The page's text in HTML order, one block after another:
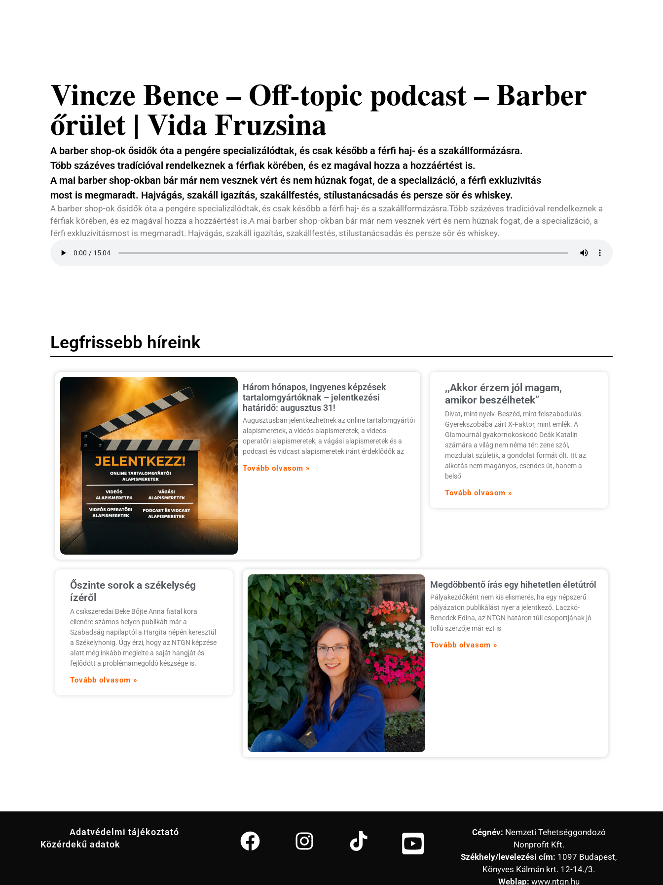
Vincze Bence – Off-topic podcast – Barber
őrület | Vida Fruzsina
A barber shop-ok ősidők óta a pengére specializálódtak, és csak később a férfi haj- és a szakállformázásra.
Több százéves tradícióval rendelkeznek a férfiak körében, és ez magával hozza a hozzáértést is.
A mai barber shop-okban bár már nem vesznek vért és nem húznak fogat, de a specializáció, a férfi exkluzivitás
most is megmaradt. Hajvágás, szakáll igazítás, szakállfestés, stílustanácsadás és persze sör és whiskey.
A barber shop-ok ősidők óta a pengére specializálódtak, és csak később a férfi haj- és a szakállformázásra.Több százéves tradícióval rendelkeznek a
férfiak körében, és ez magával hozza a hozzáértést is.A mai barber shop-okban bár már nem vesznek vért és nem húznak fogat, de a specializáció, a
férfi exkluzivitásmost is megmaradt. Hajvágás, szakáll igazítás, szakállfestés, stílustanácsadás és persze sör és whiskey.
Legfrissebb híreink
Három hónapos, ingyenes képzések
tartalomgyártóknak – jelentkezési
határidő: augusztus 31!
Augusztusban jelentkezhetnek az online tartalomgyártói
alapismeretek, a videós alapismeretek, a videós
operatőri alapismeretek, a vágási alapismeretek és a
podcast és vidcast alapismeretek iránt érdeklődők az
Tovább olvasom »
,,Akkor érzem jól magam,
amikor beszélhetek”
Divat, mint nyelv. Beszéd, mint felszabadulás.
Gyerekszobába zárt X-Faktor, mint emlék. A
Glamournál gyakornokoskodó Deák Katalin
számára a világ nem néma tér: zene szól,
mozdulat születik, a gondolat formát ölt. Itt az
alkotás nem magányos, csendes út, hanem a
belső
Tovább olvasom »
Őszinte sorok a székelység
ízéről
A csíkszeredai Beke Bőjte Anna fiatal kora
ellenére számos helyen publikált már a
Szabadság napilaptól a Hargita népén keresztül
a Székelyhonig. Úgy érzi, hogy az NTGN képzése
alatt még inkább meglelte a saját hangját és
fejlődött a problémamegoldó készsége is.
Tovább olvasom »
Megdöbbentő írás egy hihetetlen életútról
Pályakezdőként nem kis elismerés, ha egy népszerű
pályázaton publikálást nyer a jelentkező. Laczkó-
Benedek Edina, az NTGN határon túli csoportjának jó
tollú szerzője már ezt is
Tovább olvasom »
Adatvédelmi tájékoztató
Közérdekű adatok
Cégnév: Nemzeti Tehetséggondozó
Nonprofit Kft.
Székhely/levelezési cím: 1097 Budapest,
Könyves Kálmán krt. 12-14./3.
Weblap: www.ntgn.hu